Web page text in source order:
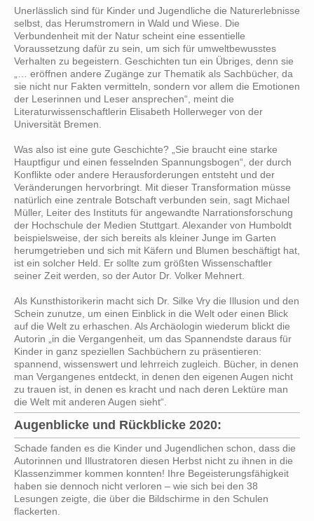
Unerlässlich sind für Kinder und Jugendliche die Naturerlebnisse
selbst, das Herumstromern in Wald und Wiese. Die
Verbundenheit mit der Natur scheint eine essentielle
Voraussetzung dafür zu sein, um sich für umweltbewusstes
Verhalten zu begeistern. Geschichten tun ein Übriges, denn sie
„… eröffnen andere Zugänge zur Thematik als Sachbücher, da
sie nicht nur Fakten vermitteln, sondern vor allem die Emotionen
der Leserinnen und Leser ansprechen“, meint die
Literaturwissenschaftlerin Elisabeth Hollerweger von der
Universität Bremen.
Was also ist eine gute Geschichte? „Sie braucht eine starke
Hauptfigur und einen fesselnden Spannungsbogen“, der durch
Konflikte oder andere Herausforderungen entsteht und der
Veränderungen hervorbringt. Mit dieser Transformation müsse
natürlich eine zentrale Botschaft verbunden sein, sagt Michael
Müller, Leiter des Instituts für angewandte Narrationsforschung
der Hochschule der Medien Stuttgart. Alexander von Humboldt
beispielsweise, der sich bereits als kleiner Junge im Garten
herumgetrieben und sich mit Käfern und Blumen beschäftigt hat,
ist ein solcher Held. Er sollte zum größten Wissenschaftler
seiner Zeit werden, so der Autor Dr. Volker Mehnert.
Als Kunsthistorikerin macht sich Dr. Silke Vry die Illusion und den
Schein zunutze, um einen Einblick in die Welt oder einen Blick
auf die Welt zu erhaschen. Als Archäologin wiederum blickt die
Autorin „in die Vergangenheit, um das Spannendste daraus für
Kinder in ganz speziellen Sachbüchern zu präsentieren:
spannend, wissenswert und lehrreich zugleich. Bücher, in denen
man Vergangenes entdeckt, in denen den eigenen Augen nicht
zu trauen ist, in denen es kracht und nach deren Lektüre man
die Welt mit anderen Augen sieht“.
Augenblicke und Rückblicke 2020:
Schade fanden es die Kinder und Jugendlichen schon, dass die
Autorinnen und Illustratoren diesen Herbst nicht zu ihnen in die
Klassenzimmer kommen konnten! Ihre Begeisterungsfähigkeit
haben sie dennoch nicht verloren – wie sich bei den 38
Lesungen zeigte, die über die Bildschirme in den Schulen
flackerten.